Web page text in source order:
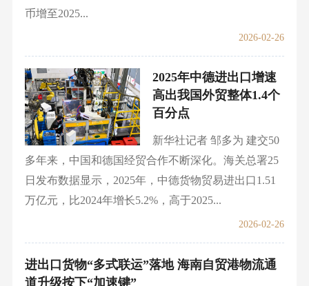
币增至2025...
2026-02-26
2025年中德进出口增速
高出我国外贸整体1.4个
百分点
新华社记者 邹多为 建交50
多年来，中国和德国经贸合作不断深化。海关总署25
日发布数据显示，2025年，中德货物贸易进出口1.51
万亿元，比2024年增长5.2%，高于2025...
2026-02-26
进出口货物“多式联运”落地 海南自贸港物流通
道升级按下“加速键”